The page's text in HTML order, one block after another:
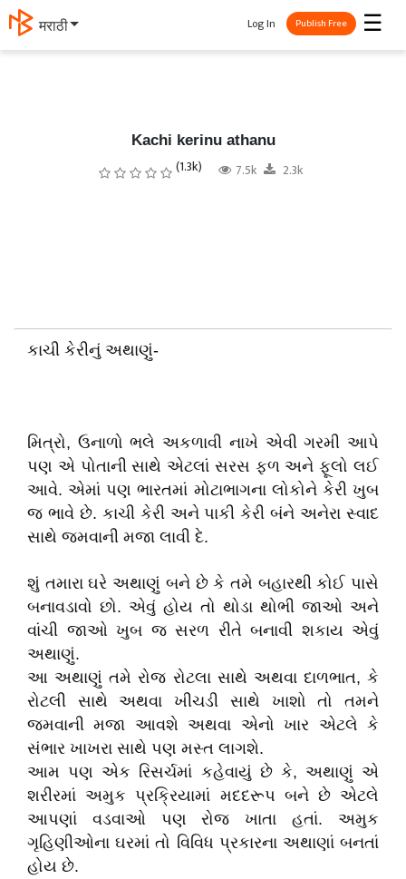
मराठी ☰
Log In Publish Free
Kachi kerinu athanu
(1.3k) 7.5k 2.3k
કાચી કેરીનું અથાણું-
મિત્રો, ઉનાળો ભલે અકળાવી નાખે એવી ગરમી આપે
પણ એ પોતાની સાથે એટલાં સરસ ફળ અને ફૂલો લઈ
આવે. એમાં પણ ભારતમાં મોટાભાગના લોકોને કેરી ખુબ
જ ભાવે છે. કાચી કેરી અને પાકી કેરી બંને અનેરા સ્વાદ
સાથે જમવાની મજા લાવી દે.
શું તમારા ઘરે અથાણું બને છે કે તમે બહારથી કોઈ પાસે
બનાવડાવો છો. એવું હોય તો થોડા થોભી જાઓ અને
વાંચી જાઓ ખુબ જ સરળ રીતે બનાવી શકાય એવું
અથાણું.
આ અથાણું તમે રોજ રોટલા સાથે અથવા દાળભાત, કે
રોટલી સાથે અથવા ખીચડી સાથે ખાશો તો તમને
જમવાની મજા આવશે અથવા એનો ખાર એટલે કે
સંભાર ખાખરા સાથે પણ મસ્ત લાગશે.
આમ પણ એક રિસર્ચમાં કહેવાયું છે કે, અથાણું એ
શરીરમાં અમુક પ્રક્રિયામાં મદદરૂપ બને છે એટલે
આપણાં વડવાઓ પણ રોજ ખાતા હતાં. અમુક
ગૃહિણીઓના ઘરમાં તો વિવિધ પ્રકારના અથાણાં બનતાં
હોય છે.